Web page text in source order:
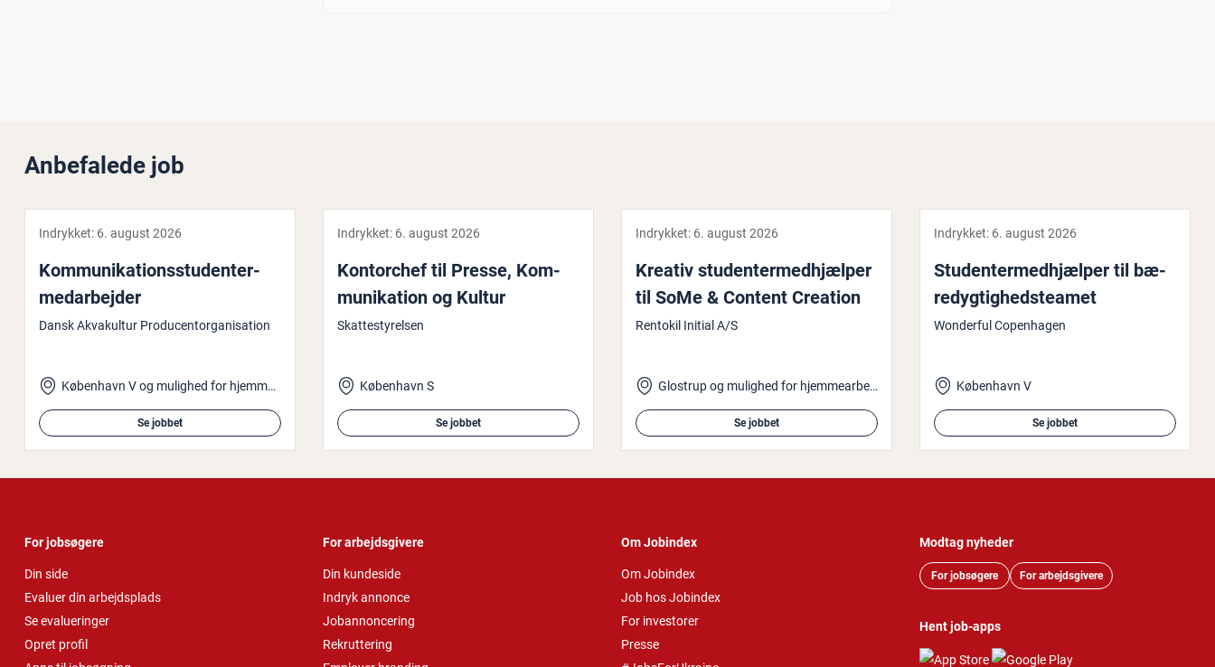
Anbefalede job
Indrykket: 6. august 2026
Kom­mu­ni­ka­tions­stu­den­ter­
me­d­ar­bej­der
Dansk Akvakultur Producentorganisation
København V og mulighed for hjemmearbejde
Se jobbet
Indrykket: 6. august 2026
Kon­tor­chef til Presse, Kom­
mu­ni­ka­tion og Kultur
Skattestyrelsen
København S
Se jobbet
Indrykket: 6. august 2026
Kreativ stu­den­ter­med­hjæl­per
til SoMe & Content Creation
Rentokil Initial A/S
Glostrup og mulighed for hjemmearbejde
Se jobbet
Indrykket: 6. august 2026
Stu­den­ter­med­hjæl­per til bæ­
re­dyg­tig­heds­tea­met
Wonderful Copenhagen
København V
Se jobbet
For jobsøgere
Din side
Evaluer din arbejdsplads
Se evalueringer
Opret profil
For arbejdsgivere
Din kundeside
Indryk annonce
Jobannoncering
Rekruttering
Om Jobindex
Om Jobindex
Job hos Jobindex
For investorer
Presse
Modtag nyheder
For jobsøgere For arbejdsgivere
Hent job-apps